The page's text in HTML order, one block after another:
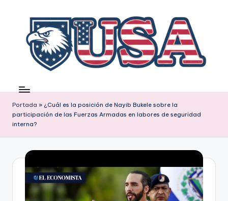
contenido
Portada » ¿Cuál es la posición de Nayib Bukele sobre la
participación de las Fuerzas Armadas en labores de seguridad
interna?